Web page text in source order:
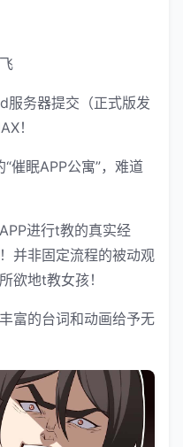
服务器提交（正式版发
！
催眠APP公寓”，难道
进行t教的真实经
并非固定流程的被动观
欲地t教女孩！
富的台词和动画给予无